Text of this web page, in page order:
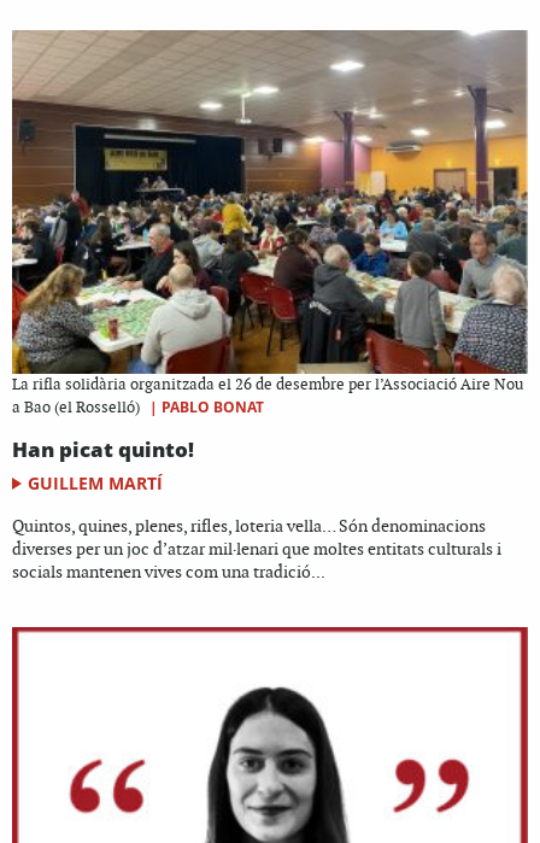
La rifla solidària organitzada el 26 de desembre per l’Associació Aire Nou
a Bao (el Rosselló)
| PABLO BONAT
Han picat quinto!
GUILLEM MARTÍ
Quintos, quines, plenes, rifles, loteria vella… Són denominacions
diverses per un joc d’atzar mil·lenari que moltes entitats culturals i
socials mantenen vives com una tradició...